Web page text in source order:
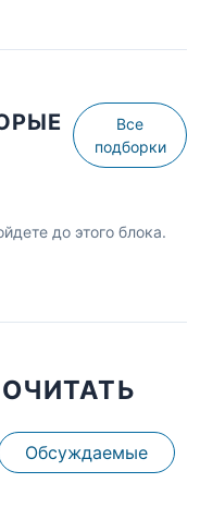
Все
подборки
до этого блока.
Обсуждаемые